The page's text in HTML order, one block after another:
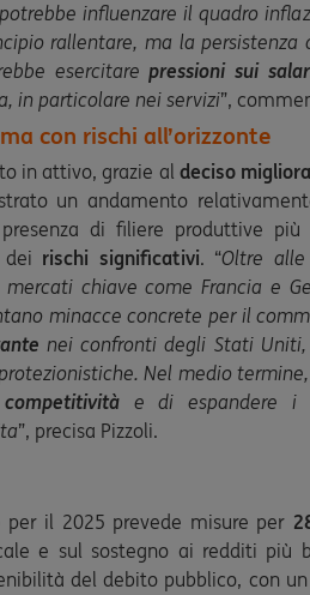
influenzare il quadro
rallentare, ma la persistenza
esercitarepressioni sui
in particolare nei servizi”,
con rischi all’orizzonte
in attivo, grazie al deciso
un andamento
di filiere produttive
dei rischi significativi. “Oltre
chiave come Francia e
minacce concrete per il
nei confronti degli Stati
Nel medio
e di espandere i
”, precisa Pizzoli.
per il 2025 prevede misure per
e sul sostegno ai redditi più
del debito pubblico, con